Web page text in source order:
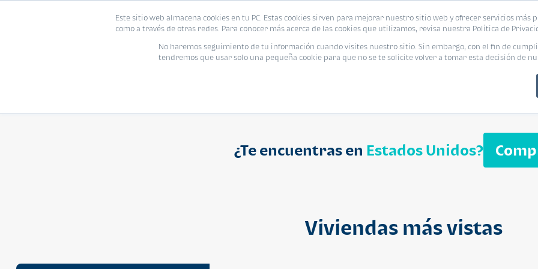
Este sitio web almacena cookies en tu PC. Estas cookies sirven para mejorar nuestro sitio web y ofrecer servicios más
como a través de otras redes. Para conocer más acerca de las cookies que utilizamos, revisa nuestra Política de
No haremos seguimiento de tu información cuando visites nuestro sitio. Sin embargo, con el fin de
tendremos que usar solo una pequeña cookie para que no se te solicite volver a tomar esta decisión de
Proyecto Modelo Inmobiliaria
¿Te encuentras en Estados Unidos?
Viviendas más vistasSegheria
Viviendas Eventos Promociones Blog